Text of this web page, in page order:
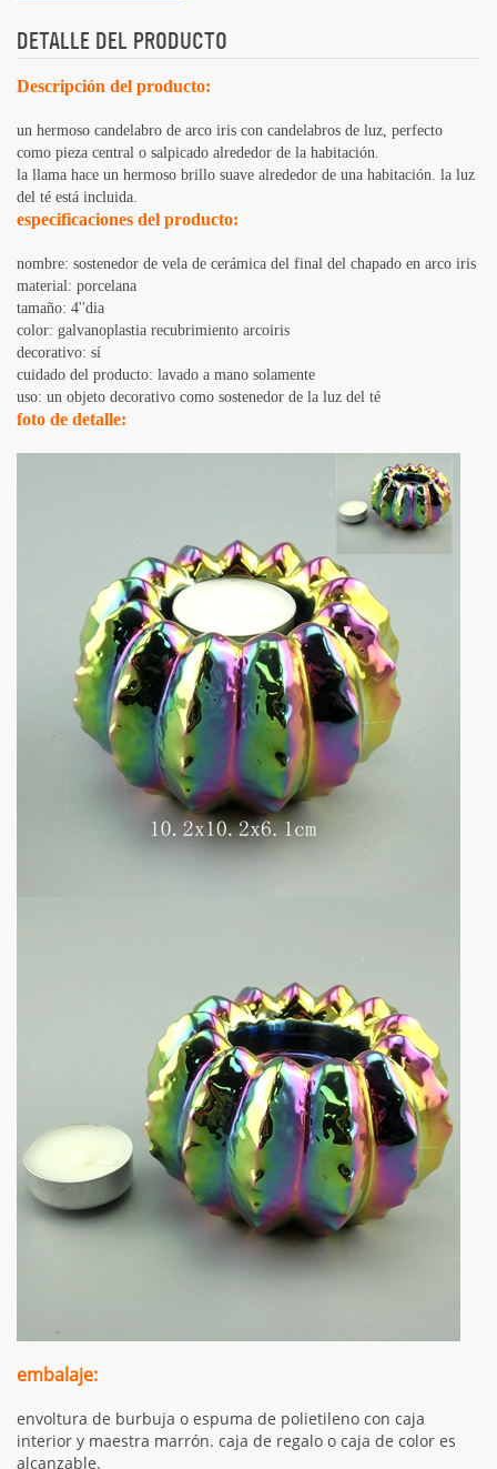
DETALLE DEL PRODUCTO
Descripción del producto:
un hermoso candelabro de arco iris con candelabros de luz, perfecto
como pieza central o salpicado alrededor de la habitación.
la llama hace un hermoso brillo suave alrededor de una habitación. la luz
del té está incluida.
especificaciones del producto:
nombre: sostenedor de vela de cerámica del final del chapado en arco iris
material: porcelana
tamaño: 4''dia
color: galvanoplastia recubrimiento arcoiris
decorativo: sí
cuidado del producto: lavado a mano solamente
uso: un objeto decorativo como sostenedor de la luz del té
foto de detalle:
embalaje:
envoltura de burbuja o espuma de polietileno con caja
interior y maestra marrón. caja de regalo o caja de color es
alcanzable.